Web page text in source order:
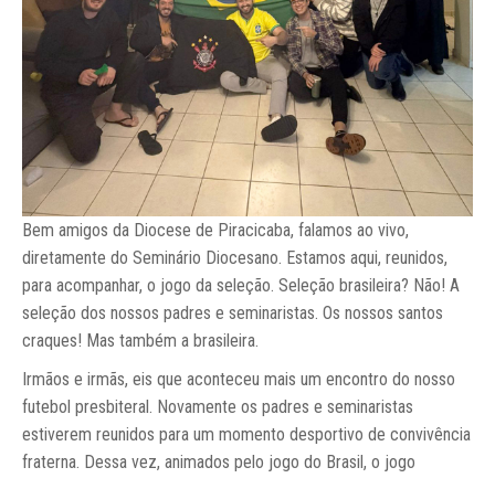
Bem amigos da Diocese de Piracicaba, falamos ao vivo,
diretamente do Seminário Diocesano. Estamos aqui, reunidos,
para acompanhar, o jogo da seleção. Seleção brasileira? Não! A
seleção dos nossos padres e seminaristas. Os nossos santos
craques! Mas também a brasileira.
Irmãos e irmãs, eis que aconteceu mais um encontro do nosso
futebol presbiteral. Novamente os padres e seminaristas
estiverem reunidos para um momento desportivo de convivência
fraterna. Dessa vez, animados pelo jogo do Brasil, o jogo